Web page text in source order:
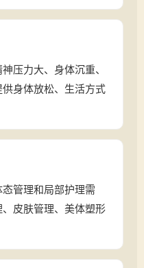
压力大、身体沉重、
身体放松、生活方式
管理和局部护理需
皮肤管理、美体塑形